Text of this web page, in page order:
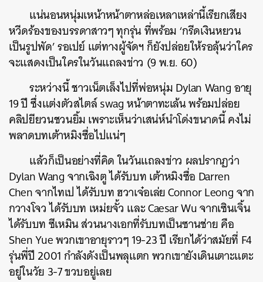
แน่นอนหนุ่มเหน้าหน้าตาหล่อเหลาเหล่านี้เรียกเสียง
หวีดร้องของบรรดาสาวๆ ทุกรุ่น ที่พร้อม ‘กรีดเงินหยวน
เป็นรูปพัด’ รอเปย์ แต่ทางผู้จัดฯ ก็ยังปล่อยให้รอลุ้นว่าใคร
จะแสดงเป็นใครในวันแถลงข่าว (9 พ.ย. 60)
ระหว่างนี้ ชาวเน็ตเล็งไปที่พ่อหนุ่ม Dylan Wang อายุ
19 ปี ซึ่งแต่งตัวสไตล์ swag หน้าตาทะเล้น พร้อมปล่อย
คลิปยียวนชวนยิ้ม เพราะเห็นว่าเสน่ห์นำโด่งขนาดนี้ คงไม่
พลาดบทเต้าหมิงซื่อไปแน่ๆ
แล้วก็เป็นอย่างที่คิด ในวันแถลงข่าว ผลปรากฏว่า
Dylan Wang จากเฉิงตู ได้รับบท เต้าหมิงซื่อ Darren
Chen จากไทเป ได้รับบท ฮวาเจ๋อเล่ย Connor Leong จาก
กวางโจว ได้รับบท เหม่ยจั้ว และ Caesar Wu จากเซินเจิ้น
ได้รับบท ซีเหมิน ส่วนนางเอกที่รับบทเป็นซานช่าย คือ
Shen Yue พวกเขาอายุราวๆ 19-23 ปี เรียกได้ว่าสมัยที่ F4
รุ่นพี่ปี 2001 กำลังดังเป็นพลุแตก พวกเขายังเดินเตาะแตะ
อยู่ในวัย 3-7 ขวบอยู่เลย